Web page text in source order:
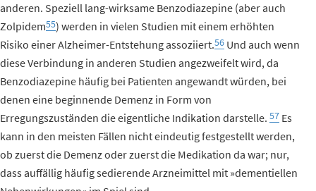
anderen. Speziell lang-wirksame Benzodiazepine (aber auch
Zolpidem55) werden in vielen Studien mit einem erhöhten
Risiko einer Alzheimer-Entstehung assoziiert.56 Und auch wenn
diese Verbindung in anderen Studien angezweifelt wird, da
Benzodiazepine häufig bei Patienten angewandt würden, bei
denen eine beginnende Demenz in Form von
Erregungszuständen die eigentliche Indikation darstelle. 57 Es
kann in den meisten Fällen nicht eindeutig festgestellt werden,
ob zuerst die Demenz oder zuerst die Medikation da war; nur,
dass auffällig häufig sedierende Arzneimittel mit »dementiellen